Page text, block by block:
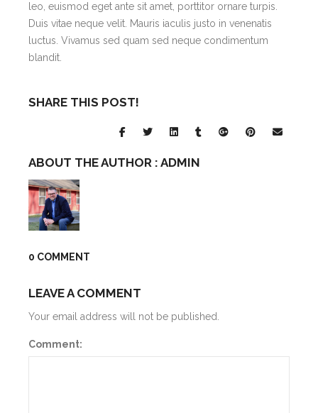
leo, euismod eget ante sit amet, porttitor ornare turpis.
Duis vitae neque velit. Mauris iaculis justo in venenatis
luctus. Vivamus sed quam sed neque condimentum
blandit.
SHARE THIS POST!
ABOUT THE AUTHOR : ADMIN
0 COMMENT
LEAVE A COMMENT
Your email address will not be published.
Comment: